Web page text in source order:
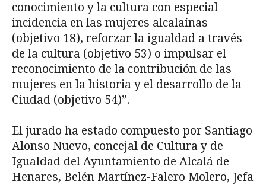
conocimiento y la cultura con especial
incidencia en las mujeres alcalaínas
(objetivo 18), reforzar la igualdad a través
de la cultura (objetivo 53) o impulsar el
reconocimiento de la contribución de las
mujeres en la historia y el desarrollo de la
Ciudad (objetivo 54)”.
El jurado ha estado compuesto por Santiago
Alonso Nuevo, concejal de Cultura y de
Igualdad del Ayuntamiento de Alcalá de
Henares, Belén Martínez-Falero Molero, Jefa